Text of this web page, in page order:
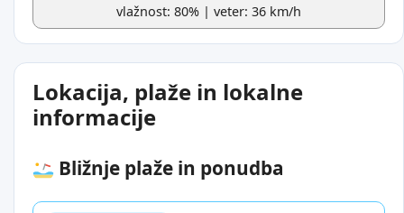
vlažnost: 80% | veter: 36 km/h
Lokacija, plaže in lokalne
informacije
Bližnje plaže in ponudba